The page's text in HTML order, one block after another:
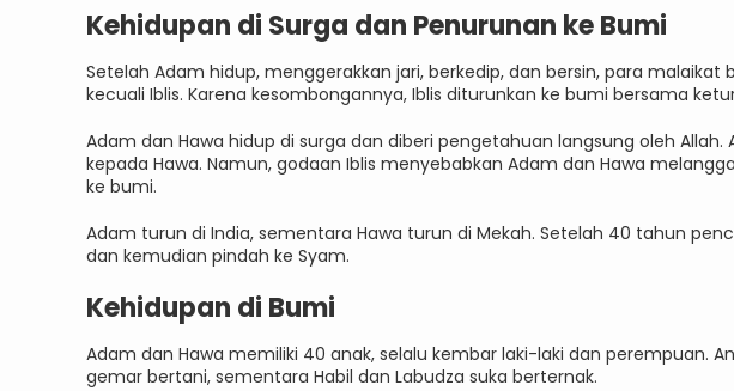
Kehidupan di Surga dan Penurunan ke Bumi
Setelah Adam hidup, menggerakkan jari, berkedip, dan bersin, para
kecuali Iblis. Karena kesombongannya, Iblis diturunkan ke bumi bersama
Adam dan Hawa hidup di surga dan diberi pengetahuan langsung oleh
kepada Hawa. Namun, godaan Iblis menyebabkan Adam dan Hawa
ke bumi.
Adam turun di India, sementara Hawa turun di Mekah. Setelah 40 tahun
dan kemudian pindah ke Syam.
Kehidupan di Bumi
Adam dan Hawa memiliki 40 anak, selalu kembar laki-laki dan perempuan.
gemar bertani, sementara Habil dan Labudza suka berternak.